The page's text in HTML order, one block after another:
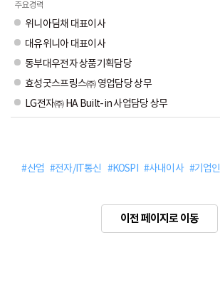
주요경력
위니아딤채 대표이사
대유위니아 대표이사
동부대우전자 상품기획담당
효성굿스프링스㈜ 영업담당 상무
LG전자㈜ HA Built-in 사업담당 상무
#산업 #전자/IT통신 #KOSPI #사내이사 #기업인
이전 페이지로 이동